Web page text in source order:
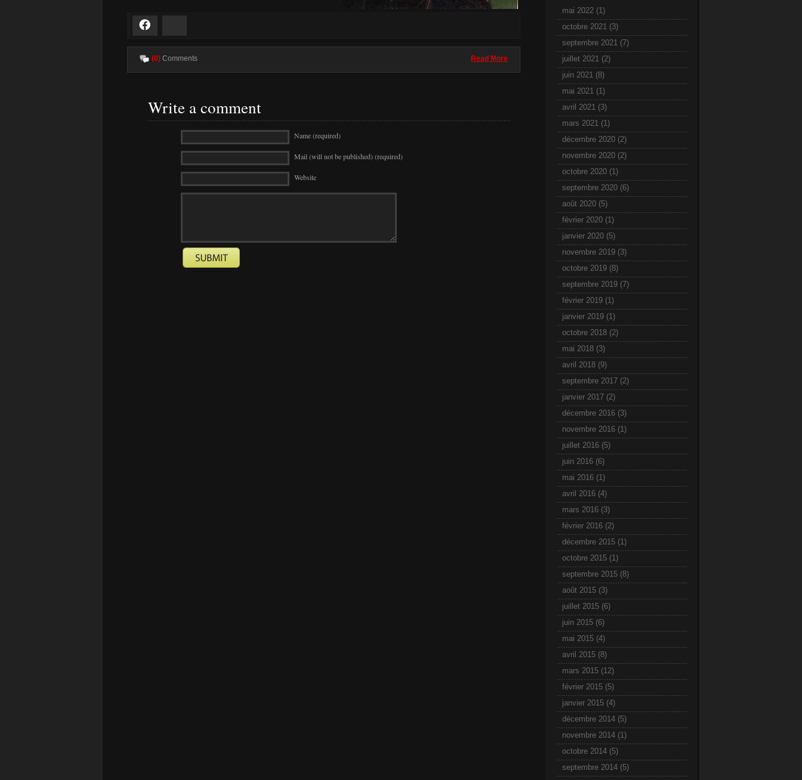
(0) Comments Read More
Write a comment
Name (required)
Mail (will not be published) (required)
Website
mai 2022 (1)
octobre 2021 (3)
septembre 2021 (7)
juillet 2021 (2)
juin 2021 (8)
mai 2021 (1)
avril 2021 (3)
mars 2021 (1)
décembre 2020 (2)
novembre 2020 (2)
octobre 2020 (1)
septembre 2020 (6)
août 2020 (5)
février 2020 (1)
janvier 2020 (5)
novembre 2019 (3)
octobre 2019 (8)
septembre 2019 (7)
février 2019 (1)
janvier 2019 (1)
octobre 2018 (2)
mai 2018 (3)
avril 2018 (9)
septembre 2017 (2)
janvier 2017 (2)
décembre 2016 (3)
novembre 2016 (1)
juillet 2016 (5)
juin 2016 (6)
mai 2016 (1)
avril 2016 (4)
mars 2016 (3)
février 2016 (2)
décembre 2015 (1)
octobre 2015 (1)
septembre 2015 (8)
août 2015 (3)
juillet 2015 (6)
juin 2015 (6)
mai 2015 (4)
avril 2015 (8)
mars 2015 (12)
février 2015 (5)
janvier 2015 (4)
décembre 2014 (5)
novembre 2014 (1)
octobre 2014 (5)
septembre 2014 (5)